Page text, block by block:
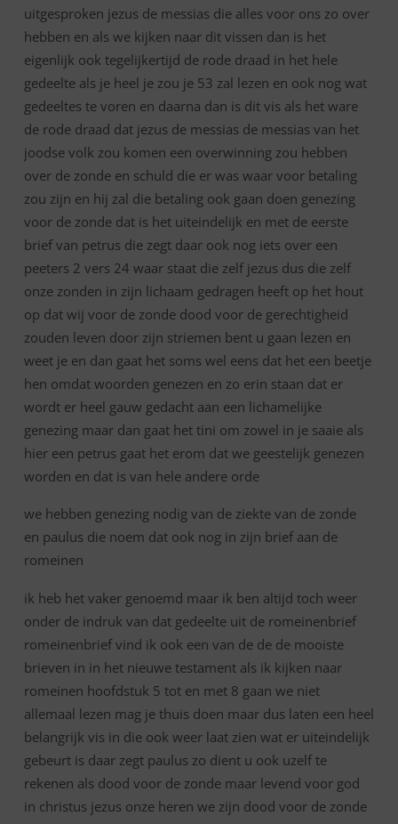
uitgesproken jezus de messias die alles voor ons zo over
hebben en als we kijken naar dit vissen dan is het
eigenlijk ook tegelijkertijd de rode draad in het hele
gedeelte als je heel je zou je 53 zal lezen en ook nog wat
gedeeltes te voren en daarna dan is dit vis als het ware
de rode draad dat jezus de messias de messias van het
joodse volk zou komen een overwinning zou hebben
over de zonde en schuld die er was waar voor betaling
zou zijn en hij zal die betaling ook gaan doen genezing
voor de zonde dat is het uiteindelijk en met de eerste
brief van petrus die zegt daar ook nog iets over een
peeters 2 vers 24 waar staat die zelf jezus dus die zelf
onze zonden in zijn lichaam gedragen heeft op het hout
op dat wij voor de zonde dood voor de gerechtigheid
zouden leven door zijn striemen bent u gaan lezen en
weet je en dan gaat het soms wel eens dat het een beetje
hen omdat woorden genezen en zo erin staan dat er
wordt er heel gauw gedacht aan een lichamelijke
genezing maar dan gaat het tini om zowel in je saaie als
hier een petrus gaat het erom dat we geestelijk genezen
worden en dat is van hele andere orde
we hebben genezing nodig van de ziekte van de zonde
en paulus die noem dat ook nog in zijn brief aan de
romeinen
ik heb het vaker genoemd maar ik ben altijd toch weer
onder de indruk van dat gedeelte uit de romeinenbrief
romeinenbrief vind ik ook een van de de de mooiste
brieven in in het nieuwe testament als ik kijken naar
romeinen hoofdstuk 5 tot en met 8 gaan we niet
allemaal lezen mag je thuis doen maar dus laten een heel
belangrijk vis in die ook weer laat zien wat er uiteindelijk
gebeurt is daar zegt paulus zo dient u ook uzelf te
rekenen als dood voor de zonde maar levend voor god
in christus jezus onze heren we zijn dood voor de zonde